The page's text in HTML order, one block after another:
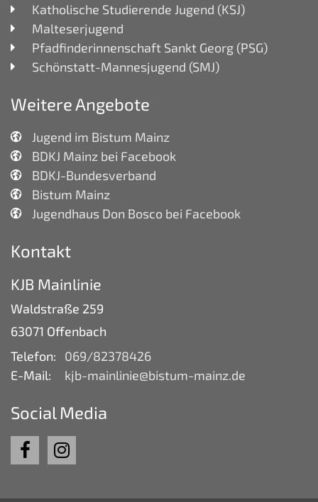
Katholische Studierende Jugend (KSJ)
Malteserjugend
Pfadfinderinnenschaft Sankt Georg (PSG)
Schönstatt-Mannesjugend (SMJ)
Weitere Angebote
Jugend im Bistum Mainz
BDKJ Mainz bei Facebook
BDKJ-Bundesverband
Bistum Mainz
Jugendhaus Don Bosco bei Facebook
Kontakt
KJB Mainlinie
Waldstraße 259
63071 Offenbach
Telefon:
069/82378426
E-Mail:
kjb-mainlinie@bistum-mainz.de
Social Media